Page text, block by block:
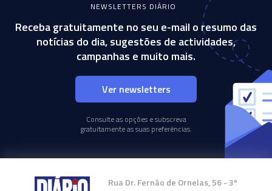
NEWSLETTERS DIÁRIO
Receba gratuitamente no seu e-mail o resumo das
notícias do dia, sugestões de actividades,
campanhas e muito mais.
Ver newsletters
Consulte as opções e subscreva
gratuitamente as suas preferências.
Rua Dr. Fernão de Ornelas, 56 - 3º